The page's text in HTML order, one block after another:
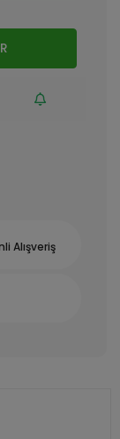
Alışveriş